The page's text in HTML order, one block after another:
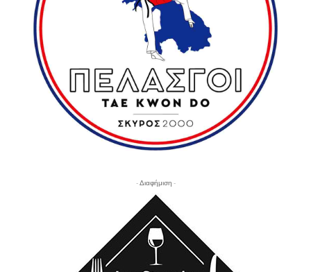
- Διαφήμιση -